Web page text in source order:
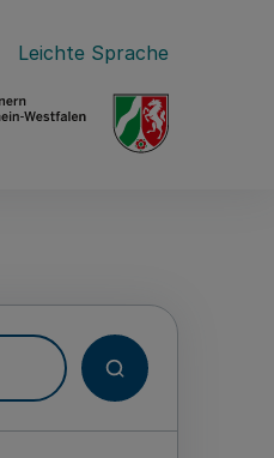
Leichte Sprache